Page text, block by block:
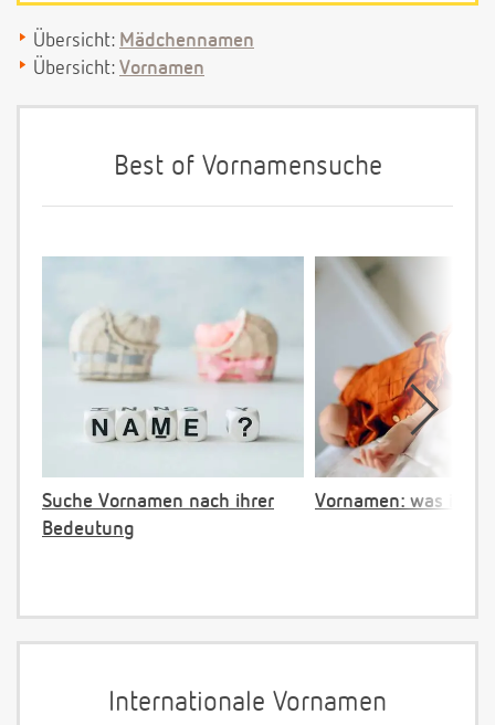
Übersicht: Mädchennamen
Übersicht: Vornamen
Best of Vornamensuche
Suche Vornamen nach ihrer
Bedeutung
Vornamen: was ist
Internationale Vornamen